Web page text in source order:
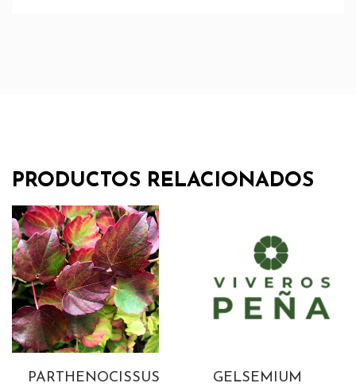
PRODUCTOS RELACIONADOS
PARTHENOCISSUS
GELSEMIUM